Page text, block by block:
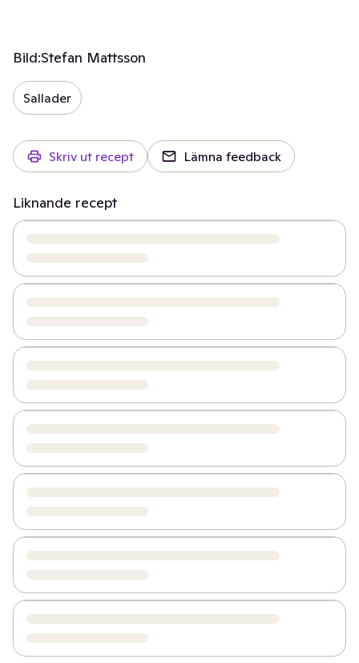
Bild:Stefan Mattsson
Sallader
Skriv ut recept Lämna feedback
Liknande recept